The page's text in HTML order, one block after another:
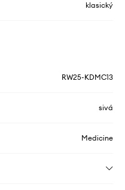
klasický
RW25-KDMC13
sivá
Medicine